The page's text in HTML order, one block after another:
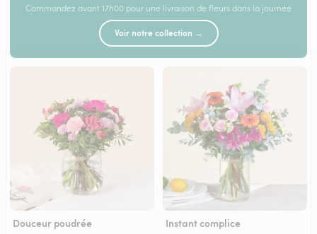
Commandez avant 17h00 pour une livraison de fleurs dans la journée
Voir notre collection →
Douceur poudrée Instant complice